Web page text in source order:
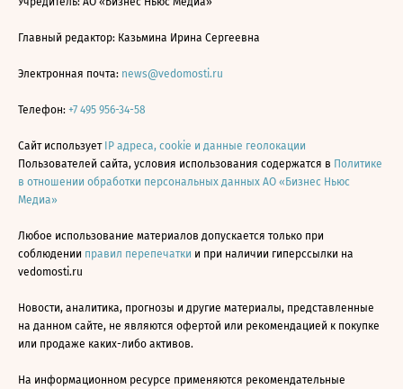
Главный редактор: Казьмина Ирина Сергеевна
Электронная почта: news@vedomosti.ru
Телефон: +7 495 956-34-58
Сайт использует IP адреса, cookie и данные геолокации
Пользователей сайта, условия использования содержатся в Политике
в отношении обработки персональных данных АО «Бизнес Ньюс
Медиа»
Любое использование материалов допускается только при
соблюдении правил перепечатки и при наличии гиперссылки на
vedomosti.ru
Новости, аналитика, прогнозы и другие материалы, представленные
на данном сайте, не являются офертой или рекомендацией к покупке
или продаже каких-либо активов.
На информационном ресурсе применяются рекомендательные